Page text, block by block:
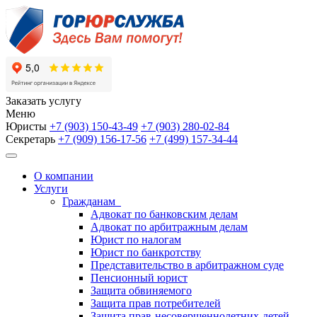
Заказать услугу
Меню
Юристы +7 (903) 150-43-49 +7 (903) 280-02-84
Секретарь +7 (909) 156-17-56 +7 (499) 157-34-44
О компании
Услуги
Гражданам
Адвокат по банковским делам
Адвокат по арбитражным делам
Юрист по налогам
Юрист по банкротству
Представительство в арбитражном суде
Пенсионный юрист
Защита обвиняемого
Защита прав потребителей